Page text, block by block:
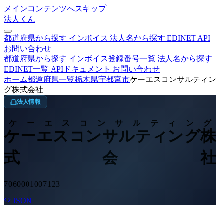
メインコンテンツへスキップ
法人くん
都道府県から探す インボイス 法人名から探す EDINET API
お問い合わせ
都道府県から探す インボイス登録番号一覧 法人名から探す
EDINET一覧 APIドキュメント お問い合わせ
ホーム都道府県一覧栃木県宇都宮市ケーエスコンサルティン
グ株式会社
法人情報
ケーエスコンサルティング株
式会社
ケーエスコンサルティング
7060001007123
JSON